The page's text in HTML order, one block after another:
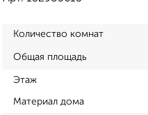
Количество комнат
Общая площадь
Этаж
Материал дома